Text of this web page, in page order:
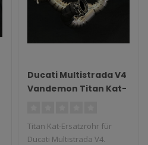
Ducati Multistrada V4
Vandemon Titan Kat-
Titan Kat-Ersatzrohr für
Ducati Multistrada V4.